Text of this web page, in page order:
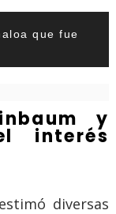
que fue
y
interés